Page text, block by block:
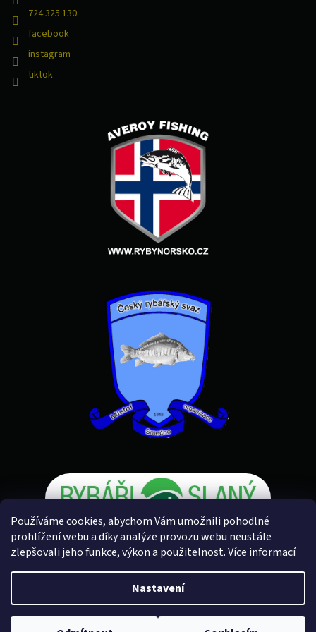
Používáme cookies, abychom Vám umožnili pohodlné
prohlížení webu a díky analýze provozu webu neustále
zlepšovali jeho funkce, výkon a použitelnost.Více informací
Nastavení
724 325 130
facebook
instagram
tiktok
Copyright 2026Rybářské potřeby U Petra. Všechna práva